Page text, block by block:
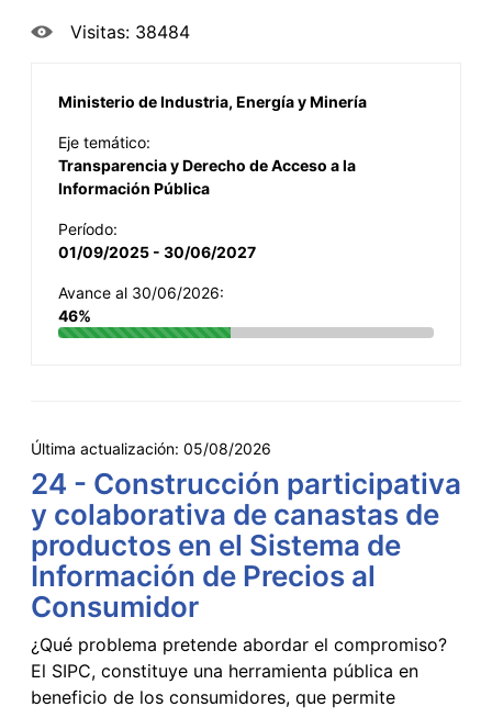
Visitas: 38484
Ministerio de Industria, Energía y Minería
Eje temático:
Transparencia y Derecho de Acceso a la
Información Pública
Período:
01/09/2025 - 30/06/2027
Avance al 30/06/2026:
46%
Última actualización: 05/08/2026
24 - Construcción participativa
y colaborativa de canastas de
productos en el Sistema de
Información de Precios al
Consumidor
¿Qué problema pretende abordar el compromiso?
El SIPC, constituye una herramienta pública en
beneficio de los consumidores, que permite